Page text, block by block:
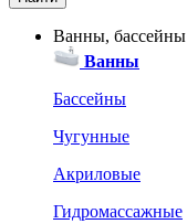
Ванны, бассейны
Ванны
Бассейны
Чугунные
Акриловые
Гидромассажные